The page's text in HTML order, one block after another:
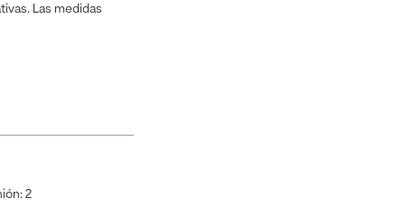
Las medidas
: 2